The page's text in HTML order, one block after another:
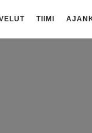
TIIMI